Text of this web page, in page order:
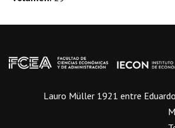
Lauro Müller 1921 entre